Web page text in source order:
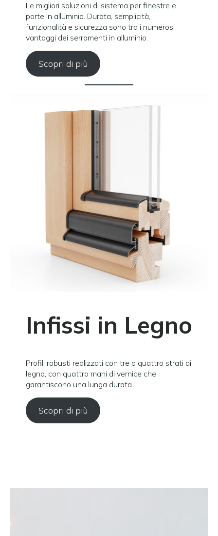
Le migliori soluzioni di sistema per finestre e
porte in alluminio. Durata, semplicità,
funzionalità e sicurezza sono tra i numerosi
vantaggi dei serramenti in alluminio.
Scopri di più
Infissi in Legno
Profili robusti realizzati con tre o quattro strati di
legno, con quattro mani di vernice che
garantiscono una lunga durata.
Scopri di più